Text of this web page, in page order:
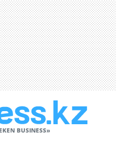
BUSINESS»